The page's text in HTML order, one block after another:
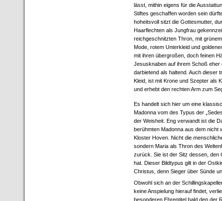
lässt, mithin eigens für die
Stiftes geschaffen worden sein
hoheitsvoll sitzt die Gottesmutter,
Haarflechten als Jungfrau
reichgeschnitzten Thron, mit
Mode, rotem Unterkleid und
mit ihren übergroßen, doch feinen
Jesusknaben auf ihrem Schoß eher
darbietend als haltend. Auch dieser
Kleid, ist mit Krone und Szepter als
und erhebt den rechten Arm zum
Es handelt sich hier um eine
Madonna vom des Typus der
der Weisheit. Eng verwandt ist die
berühmten Madonna aus dem nicht
Kloster Hoven. Nicht die
sondern Maria als Thron des
zurück. Sie ist der Sitz dessen, den
hat. Dieser Bildtypus gilt in der
Christus, denn Sieger über Sünde
Obwohl sich an der
keine Anspielung hierauf findet,
besonderen Ehrentitel bald den der